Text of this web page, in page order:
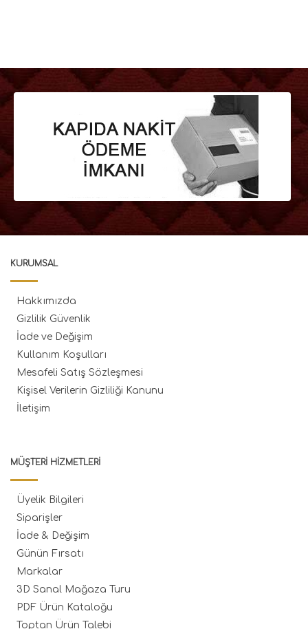
KURUMSAL
Hakkımızda
Gizlilik Güvenlik
İade ve Değişim
Kullanım Koşulları
Mesafeli Satış Sözleşmesi
Kişisel Verilerin Gizliliği Kanunu
İletişim
MÜŞTERI HIZMETLERI
Üyelik Bilgileri
Siparişler
İade & Değişim
Günün Fırsatı
Markalar
3D Sanal Mağaza Turu
PDF Ürün Kataloğu
Toptan Ürün Talebi